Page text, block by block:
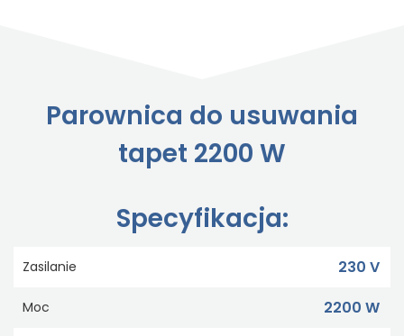
Parownica do usuwania
tapet 2200 W
Specyfikacja:
Zasilanie 230 V
Moc 2200 W